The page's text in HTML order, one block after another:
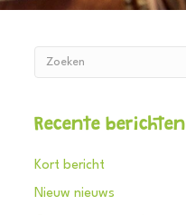
Recente berichten
Kort bericht
Nieuw nieuws